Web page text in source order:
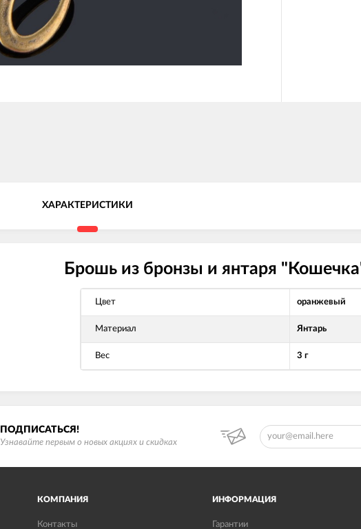
ХАРАКТЕРИСТИКИ
Брошь из бронзы и янтаря
Цвет оранжевый
Материал Янтарь
Вес 3 г
ПОДПИСАТЬСЯ!
Узнавайте первым о новых акциях и скидках
КОМПАНИЯ
Контакты
ИНФОРМАЦИЯ
Гарантии